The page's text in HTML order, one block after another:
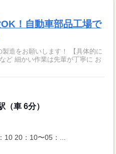
！自動車部品工場で
願いします！ 【具体的に
に お
（車 6分）
10 20：10〜05：...